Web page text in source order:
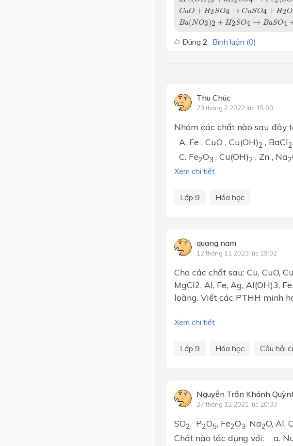
CuO + H2SO4 → CuSO4 + H2O
Cu O+ H 2S O4→ C SO 4+H 2 O
Ba( NO3)2 + H2SO4 → BaSO4
Ba (NO3)2+ H 2S O4→ B SO 4+ 2 H
Đúng 2 Bình luận (0)
Thu Chúc
23 tháng 2 2022 lúc 15:00
Nhóm các chất nào sau đây
A. Fe , CuO , Cu(OH)2 , BaCl2
C. Fe2O3 , Cu(OH)2 , Zn , Na2
Xem chi tiết
Lớp 9 Hóa học
quang nam
12 tháng 11 2023 lúc 19:02
Cho các chất sau: Cu, CuO,
MgCl2, Al, Fe, Ag, Al(OH)3,
loãng. Viết các PTHH minh
Xem chi tiết
Lớp 9 Hóa học Câu hỏi
Nguyễn Trần Khánh
27 tháng 12 2021 lúc 20:33
SO2, P2O5, Fe2O3, Na2O, Al,
Chất nào tác dụng với: